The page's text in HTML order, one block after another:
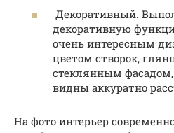
Декоративный.
декоративную
очень интересным
цветом створок,
стеклянным
видны аккуратно
На фото интерьер